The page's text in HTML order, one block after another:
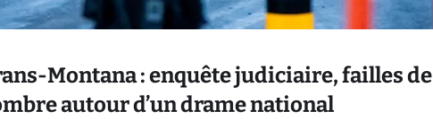
Montana : enquête judiciaire, failles de
autour d’un drame national